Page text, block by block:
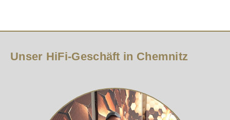
Unser HiFi-Geschäft in Chemnitz